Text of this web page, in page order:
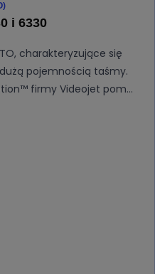
i 6330
charakteryzujące się
pojemnością taśmy.
firmy Videojet pom…